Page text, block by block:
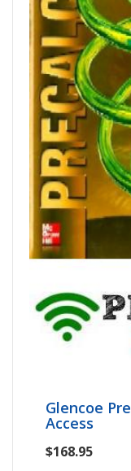
Glencoe
Access
$168.95